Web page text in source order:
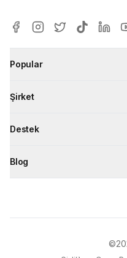
Popular
Şirket
Destek
Blog